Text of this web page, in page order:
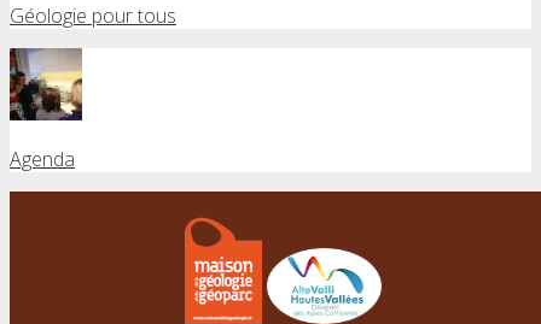
Géologie pour tous
Agenda